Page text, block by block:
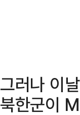
그러나 이
북한군이